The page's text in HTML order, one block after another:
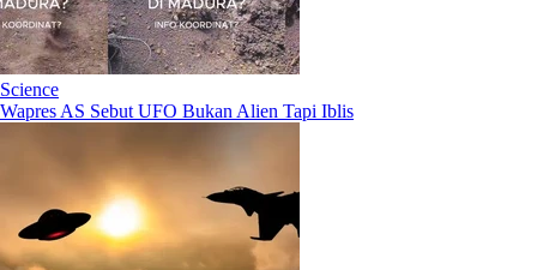
Science
Wapres AS Sebut UFO Bukan Alien Tapi Iblis